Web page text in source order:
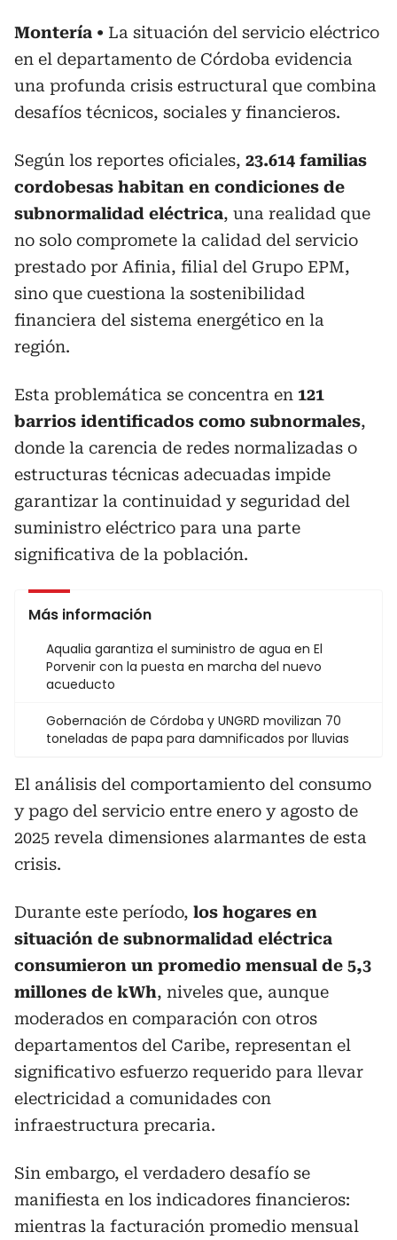
Montería
La situación del servicio eléctrico
en el departamento de Córdoba evidencia
una profunda crisis estructural que combina
desafíos técnicos, sociales y financieros.
Según los reportes oficiales, 23.614 familias
cordobesas habitan en condiciones de
subnormalidad eléctrica, una realidad que
no solo compromete la calidad del servicio
prestado por Afinia, filial del Grupo EPM,
sino que cuestiona la sostenibilidad
financiera del sistema energético en la
región.
Esta problemática se concentra en 121
barrios identificados como subnormales,
donde la carencia de redes normalizadas o
estructuras técnicas adecuadas impide
garantizar la continuidad y seguridad del
suministro eléctrico para una parte
significativa de la población.
Más información
Aqualia garantiza el suministro de agua en El
Porvenir con la puesta en marcha del nuevo
acueducto
Gobernación de Córdoba y UNGRD movilizan 70
toneladas de papa para damnificados por lluvias
El análisis del comportamiento del consumo
y pago del servicio entre enero y agosto de
2025 revela dimensiones alarmantes de esta
crisis.
Durante este período, los hogares en
situación de subnormalidad eléctrica
consumieron un promedio mensual de 5,3
millones de kWh, niveles que, aunque
moderados en comparación con otros
departamentos del Caribe, representan el
significativo esfuerzo requerido para llevar
electricidad a comunidades con
infraestructura precaria.
Sin embargo, el verdadero desafío se
manifiesta en los indicadores financieros:
mientras la facturación promedio mensual